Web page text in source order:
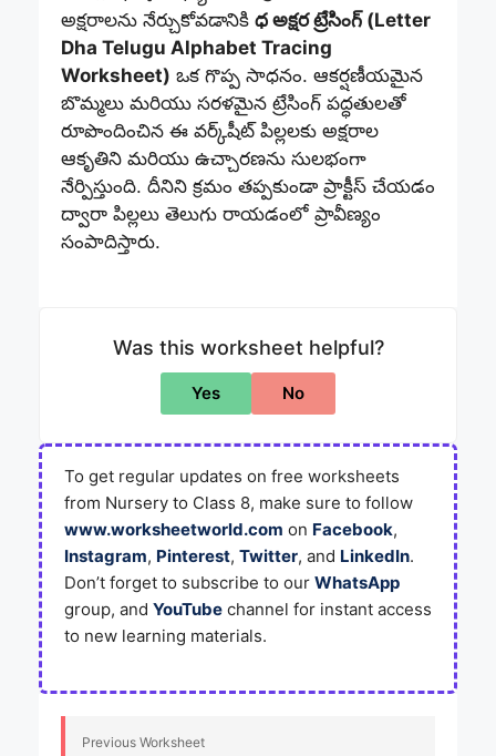
అక్షరాలను నేర్చుకోవడానికి ధ అక్షర ట్రేసింగ్ (Letter
Dha Telugu Alphabet Tracing
Worksheet) ఒక గొప్ప సాధనం. ఆకర్షణీయమైన
బొమ్మలు మరియు సరళమైన ట్రేసింగ్ పద్ధతులతో
రూపొందించిన ఈ వర్క్‌షీట్ పిల్లలకు అక్షరాల
ఆకృతిని మరియు ఉచ్చారణను సులభంగా
నేర్పిస్తుంది. దీనిని క్రమం తప్పకుండా ప్రాక్టీస్ చేయడం
ద్వారా పిల్లలు తెలుగు రాయడంలో ప్రావీణ్యం
సంపాదిస్తారు.
Was this worksheet helpful?
Yes No
To get regular updates on free worksheets
from Nursery to Class 8, make sure to follow
www.worksheetworld.com on Facebook,
Instagram, Pinterest, Twitter, and LinkedIn.
Don’t forget to subscribe to our WhatsApp
group, and YouTube channel for instant access
to new learning materials.
Previous Worksheet